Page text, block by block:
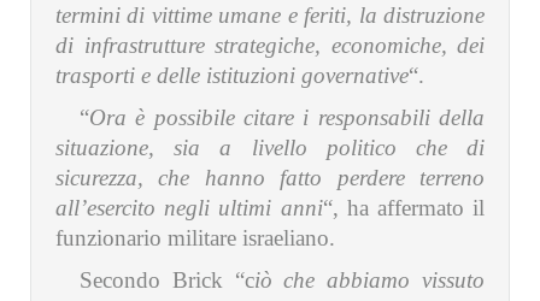
termini di vittime umane e feriti, la distruzione
di infrastrutture strategiche, economiche, dei
trasporti e delle istituzioni governative“.
“Ora è possibile citare i responsabili della
situazione, sia a livello politico che di
sicurezza, che hanno fatto perdere terreno
all’esercito negli ultimi anni“, ha affermato il
funzionario militare israeliano.
Secondo Brick “ciò che abbiamo vissuto